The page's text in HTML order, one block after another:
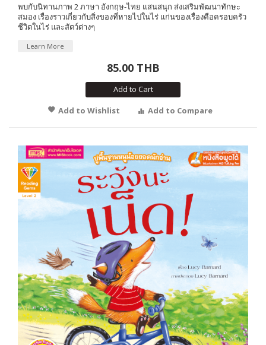
พบกับนิทานภาพ 2 ภาษา อังกฤษ-ไทย แสนสนุก ส่งเสริมพัฒนาทักษะ
สมอง เรื่องราวเกี่ยวกับสิ่งของที่หายไปในไร่ แก่นของเรื่องคือครอบครัว
ชีวิตในไร่ และสัตว์ต่างๆ
Learn More
85.00 THB
Add to Cart
Add to Wishlist
Add to Compare